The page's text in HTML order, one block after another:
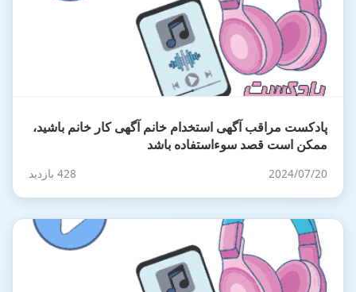
پادکست مراقب آگهی استخدام خانم آگهی کار خانم باشید،
ممکن است قصد سوءاستفاده باشد
2024/07/20 428 بازدید